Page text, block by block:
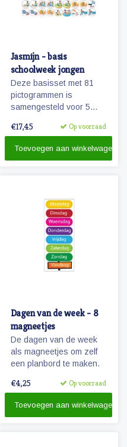
Jasmijn - basis
schoolweek jongen
Deze basisset met 81
pictogrammen is
samengesteld voor 5
hoofdactiviteiten van /
schoolweek)
€17,45 Op voorraad
Toevoegen aan winkelwagen
Dagen van de week - 8
magneetjes
De dagen van de week
als magneetjes om zelf
een planbord te maken.
€4,25 Op voorraad
Toevoegen aan winkelwagen